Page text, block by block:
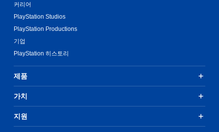
커리어
PlayStation Studios
PlayStation Productions
기업
PlayStation 히스토리
제품
가치
지원